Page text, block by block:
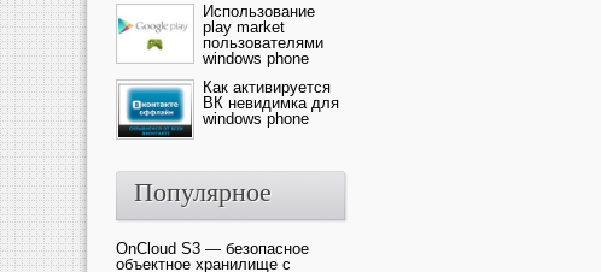
Использование
play market
пользователями
windows phone
Как активируется
ВК невидимка для
windows phone
Популярное
OnCloud S3 — безопасное
объектное хранилище с